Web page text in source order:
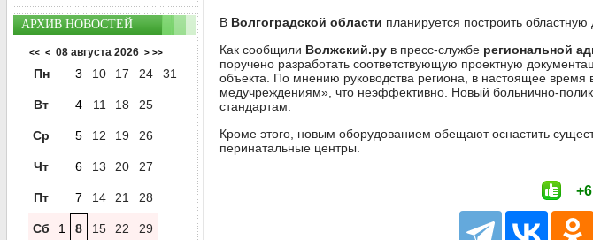
В Волгоградской области планируется построить
Как сообщили Волжский.ру в пресс-службе региональной
поручено разработать соответствующую проектную
объекта. По мнению руководства региона, в настоящее
медучреждениям», что неэффективно. Новый больнично-
стандартам.
Кроме этого, новым оборудованием обещают оснастить
перинатальные центры.
+6
АРХИВ НОВОСТЕЙ
<< < 08 августа 2026 > >>
Пн 3 10 17 24 31
Вт 4 11 18 25
Ср 5 12 19 26
Чт 6 13 20 27
Пт 7 14 21 28
Сб 1 8 15 22 29